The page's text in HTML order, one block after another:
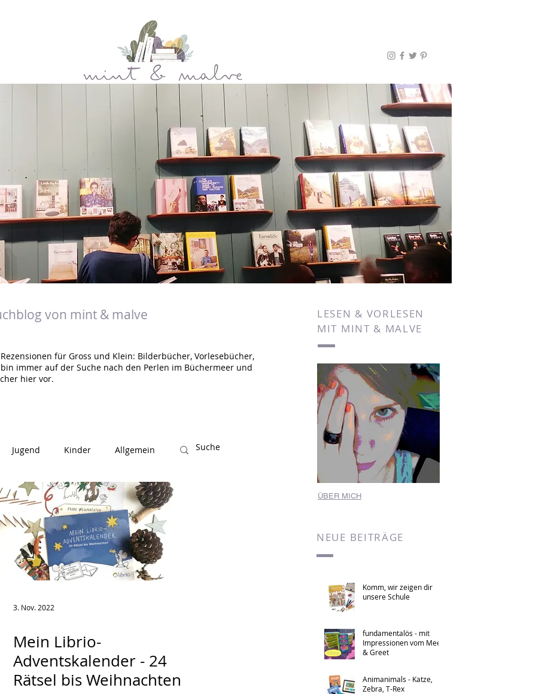
von mint & malve
LESEN & VORLESEN
MIT MINT & MALVE
für Gross und Klein: Bilderbücher, Vorlesebücher,
immer auf der Suche nach den Perlen im Büchermeer und
hier vor.
Jugend Kinder Allgemein
3. Nov. 2022
Mein Librio-
Adventskalender - 24
Rätsel bis Weihnachten
ÜBER MICH
NEUE BEITRÄGE
Komm, wir zeigen dir
unsere Schule
fundamentalös - mit
Impressionen vom Meet
& Greet
Animanimals - Katze,
Zebra, T-Rex